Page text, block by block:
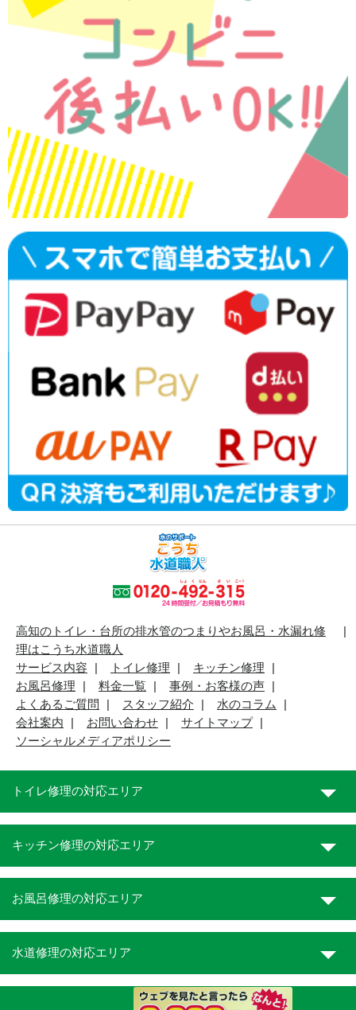
高知のトイレ・台所の排水管のつまりやお風呂・水漏れ修
理はこうち水道職人
サービス内容
トイレ修理
キッチン修理
お風呂修理
料金一覧
事例・お客様の声
よくあるご質問
スタッフ紹介
水のコラム
会社案内
お問い合わせ
サイトマップ
ソーシャルメディアポリシー
トイレ修理の対応エリア
キッチン修理の対応エリア
お風呂修理の対応エリア
水道修理の対応エリア